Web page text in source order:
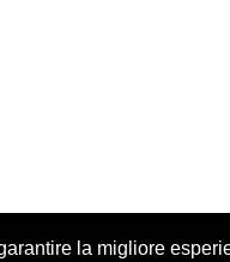
la migliore